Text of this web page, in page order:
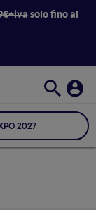
solo fino al
2027